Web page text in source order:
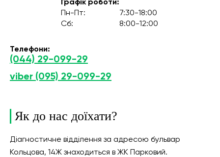
Графік роботи:
Пн-Пт:
7:30-18:00
Сб:
8:00-12:00
Телефони:
(044) 29-099-29
viber (095) 29-099-29
Як до нас доїхати?
Діагностичне відділення за адресою бульвар
Кольцова, 14Ж знаходиться в ЖК Парковий.